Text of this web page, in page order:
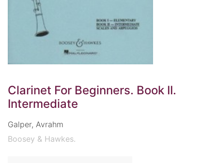
Clarinet For Beginners. Book II.
Intermediate
Galper, Avrahm
Boosey & Hawkes.